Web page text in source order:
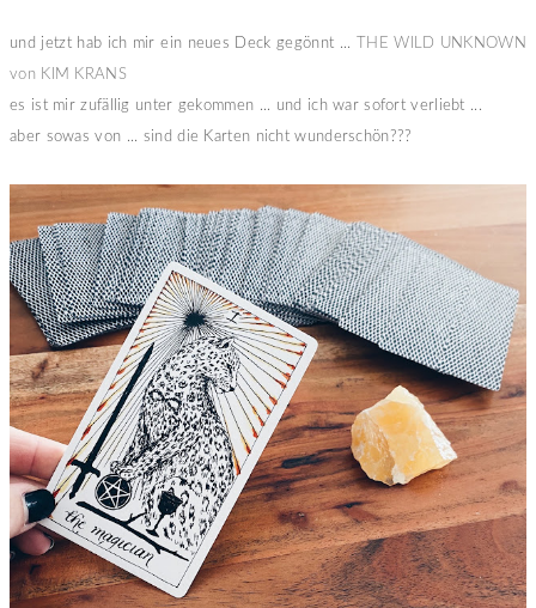
und jetzt hab ich mir ein neues Deck gegönnt ...
THE WILD UNKNOWN
von KIM KRANS
es ist mir zufällig unter gekommen ... und ich war sofort verliebt ...
aber sowas von ... sind die Karten nicht wunderschön???